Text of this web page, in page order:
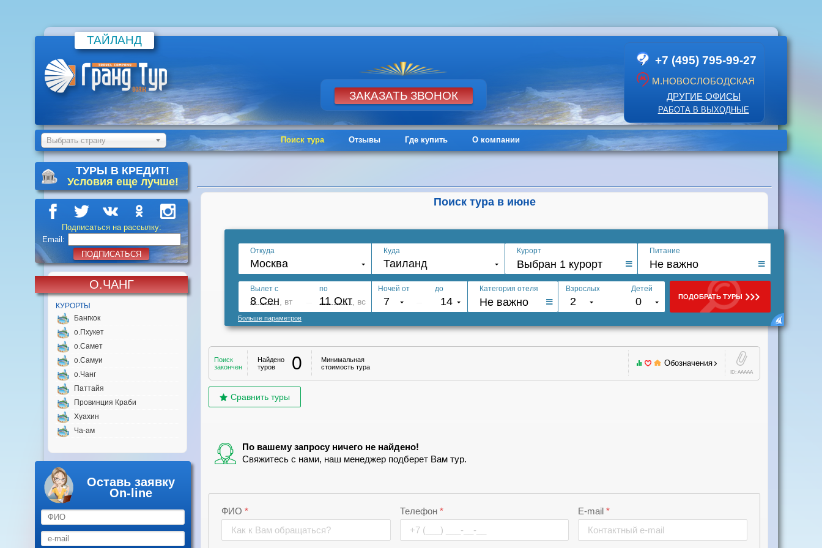
ТАЙЛАНД
+7 (495) 795-99-27
М.НОВОСЛОБОДСКАЯ
ДРУГИЕ ОФИСЫ
РАБОТА В ВЫХОДНЫЕ
Выбрать страну Поиск тура Отзывы Где купить О компании
ТУРЫ В КРЕДИТ!
Условия еще лучше!
Подписаться на рассылку:
Email:
ПОДПИСАТЬСЯ
О.ЧАНГ
КУРОРТЫ
Бангкок
о.Пхукет
о.Самет
о.Самуи
о.Чанг
Паттайя
Провинция Краби
Хуахин
Ча-ам
Оставь заявку
On-line
Поиск тура в июне